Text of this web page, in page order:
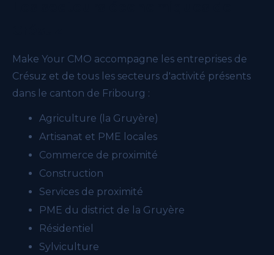
Make Your CMO accompagne les entreprises de
Crésuz et de tous les secteurs d'activité présents
dans le canton de Fribourg :
Agriculture (la Gruyère)
Artisanat et PME locales
Commerce de proximité
Construction
Services de proximité
PME du district de la Gruyère
Résidentiel
Sylviculture